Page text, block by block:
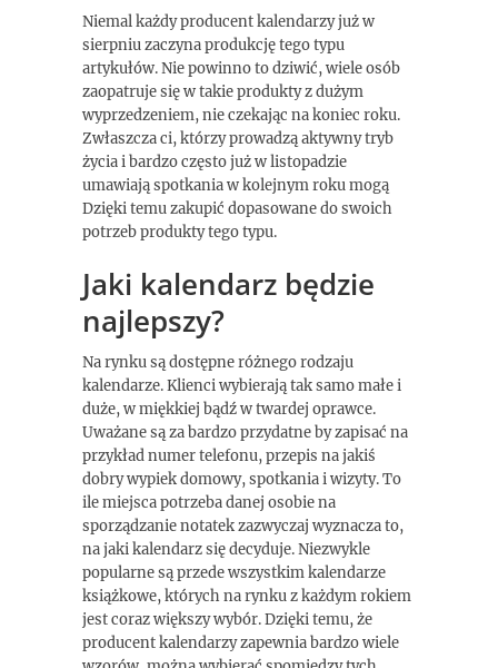
Niemal każdy producent kalendarzy już w
sierpniu zaczyna produkcję tego typu
artykułów. Nie powinno to dziwić, wiele osób
zaopatruje się w takie produkty z dużym
wyprzedzeniem, nie czekając na koniec roku.
Zwłaszcza ci, którzy prowadzą aktywny tryb
życia i bardzo często już w listopadzie
umawiają spotkania w kolejnym roku mogą
Dzięki temu zakupić dopasowane do swoich
potrzeb produkty tego typu.
Jaki kalendarz będzie
najlepszy?
Na rynku są dostępne różnego rodzaju
kalendarze. Klienci wybierają tak samo małe i
duże, w miękkiej bądź w twardej oprawce.
Uważane są za bardzo przydatne by zapisać na
przykład numer telefonu, przepis na jakiś
dobry wypiek domowy, spotkania i wizyty. To
ile miejsca potrzeba danej osobie na
sporządzanie notatek zazwyczaj wyznacza to,
na jaki kalendarz się decyduje. Niezwykle
popularne są przede wszystkim kalendarze
książkowe, których na rynku z każdym rokiem
jest coraz większy wybór. Dzięki temu, że
producent kalendarzy zapewnia bardzo wiele